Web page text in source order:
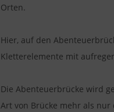
Orten.
Hier, auf den
Kletterelemente mit
Die Abenteuerbrücke wird
Art von Brücke mehr als